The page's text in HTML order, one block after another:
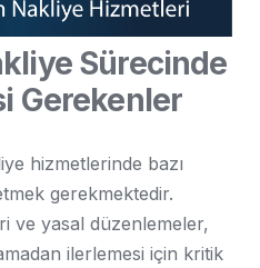
Sürecinde
Gerekenler
hizmetlerinde bazı
gerekmektedir.
ve yasal düzenlemeler,
ilerlemesi için kritik